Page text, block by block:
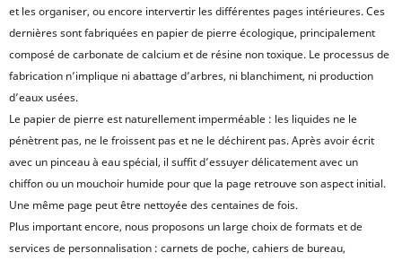
et les organiser, ou encore intervertir les différentes pages intérieures. Ces
dernières sont fabriquées en papier de pierre écologique, principalement
composé de carbonate de calcium et de résine non toxique. Le processus de
fabrication n’implique ni abattage d’arbres, ni blanchiment, ni production
d’eaux usées.
Le papier de pierre est naturellement imperméable : les liquides ne le
pénètrent pas, ne le froissent pas et ne le déchirent pas. Après avoir écrit
avec un pinceau à eau spécial, il suffit d’essuyer délicatement avec un
chiffon ou un mouchoir humide pour que la page retrouve son aspect initial.
Une même page peut être nettoyée des centaines de fois.
Plus important encore, nous proposons un large choix de formats et de
services de personnalisation : carnets de poche, cahiers de bureau,